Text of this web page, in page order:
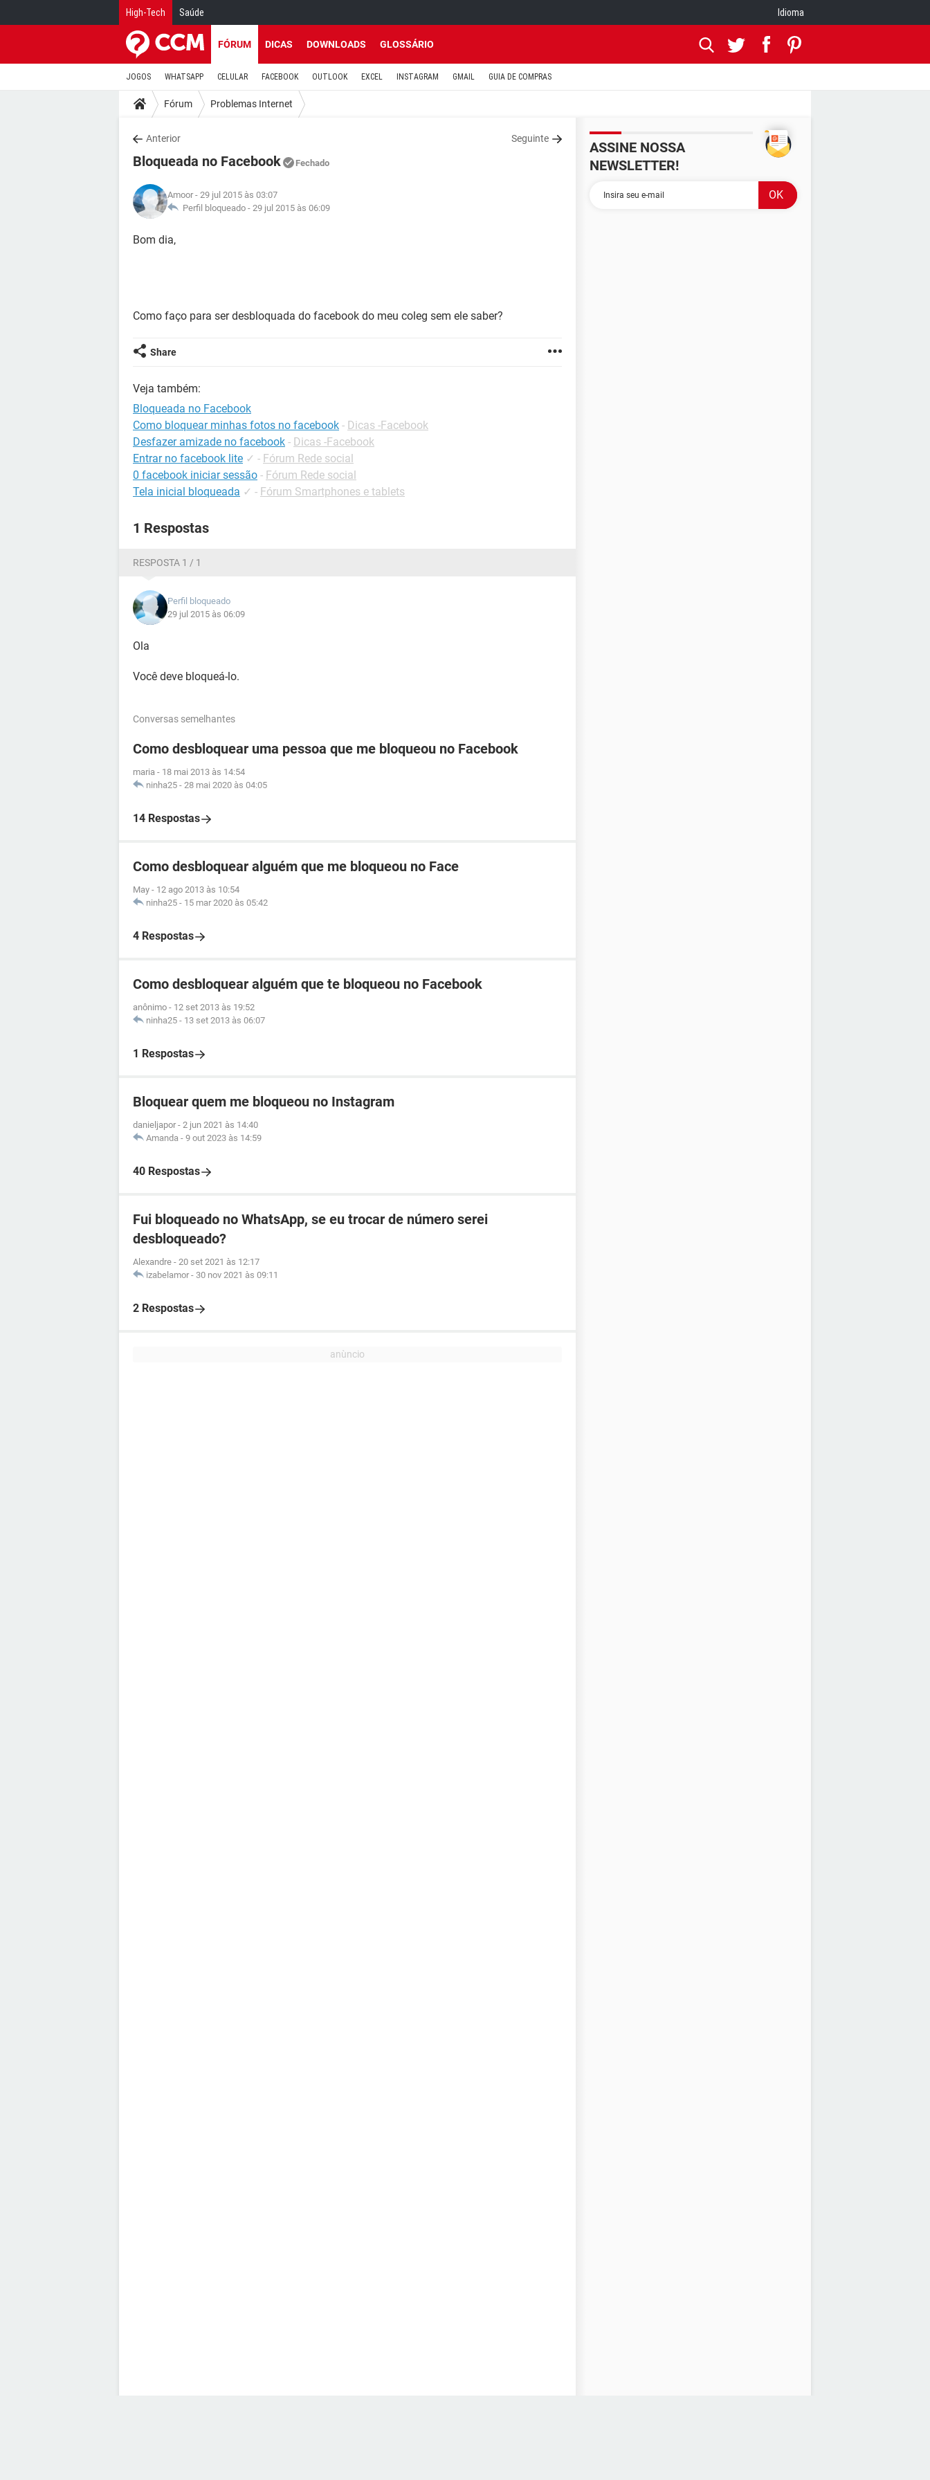
High-Tech Saúde Idioma
FÓRUM DICAS DOWNLOADS GLOSSÁRIO
JOGOS WHATSAPP CELULAR FACEBOOK OUTLOOK EXCEL INSTAGRAM GMAIL GUIA DE COMPRAS
Fórum Problemas Internet
Anterior Seguinte
Bloqueada no Facebook Fechado
Amoor - 29 jul 2015 às 03:07
Perfil bloqueado - 29 jul 2015 às 06:09
Bom dia,
Como faço para ser desbloquada do facebook do meu coleg sem ele saber?
Share
Veja também:
Bloqueada no Facebook
Como bloquear minhas fotos no facebook - Dicas -Facebook
Desfazer amizade no facebook - Dicas -Facebook
Entrar no facebook lite ✓ - Fórum Rede social
0 facebook iniciar sessão - Fórum Rede social
Tela inicial bloqueada ✓ - Fórum Smartphones e tablets
1 Respostas
RESPOSTA 1 / 1
Perfil bloqueado
29 jul 2015 às 06:09
Ola
Você deve bloqueá-lo.
Conversas semelhantes
Como desbloquear uma pessoa que me bloqueou no Facebook
maria - 18 mai 2013 às 14:54
ninha25 - 28 mai 2020 às 04:05
14 Respostas
Como desbloquear alguém que me bloqueou no Face
May - 12 ago 2013 às 10:54
ninha25 - 15 mar 2020 às 05:42
4 Respostas
Como desbloquear alguém que te bloqueou no Facebook
anônimo - 12 set 2013 às 19:52
ninha25 - 13 set 2013 às 06:07
1 Respostas
Bloquear quem me bloqueou no Instagram
danieljapor - 2 jun 2021 às 14:40
Amanda - 9 out 2023 às 14:59
40 Respostas
Fui bloqueado no WhatsApp, se eu trocar de número serei
desbloqueado?
Alexandre - 20 set 2021 às 12:17
izabelamor - 30 nov 2021 às 09:11
2 Respostas
ASSINE NOSSA
NEWSLETTER!